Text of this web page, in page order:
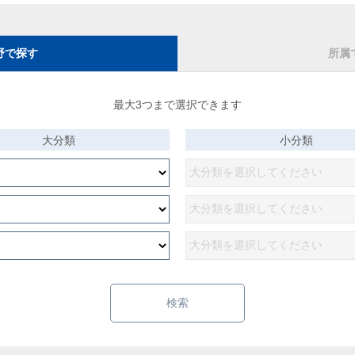
で探す 所属
最大3つまで選択できます
大分類 小分類
検索